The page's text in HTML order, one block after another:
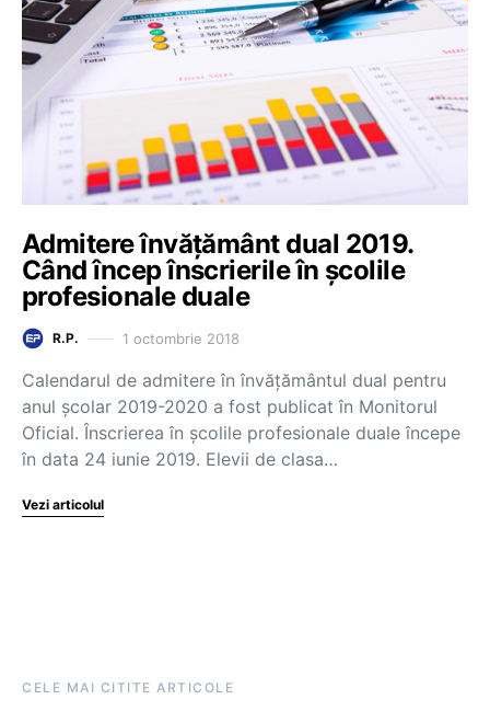
Admitere învățământ dual 2019.
Când încep înscrierile în școlile
profesionale duale
R.P. 1 octombrie 2018
Calendarul de admitere în învățământul dual pentru
anul școlar 2019-2020 a fost publicat în Monitorul
Oficial. Înscrierea în școlile profesionale duale începe
în data 24 iunie 2019. Elevii de clasa…
Vezi articolul
CELE MAI CITITE ARTICOLE